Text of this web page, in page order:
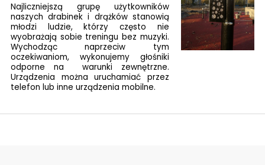
Najliczniejszą grupę użytkowników
naszych drabinek i drążków stanowią
młodzi ludzie, którzy często nie
wyobrażają sobie treningu bez muzyki.
Wychodząc naprzeciw tym
oczekiwaniom, wykonujemy głośniki
odporne na warunki zewnętrzne.
Urządzenia można uruchamiać przez
telefon lub inne urządzenia mobilne.